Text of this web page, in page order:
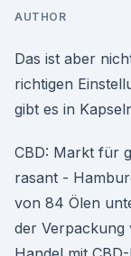
AUTHOR
Das ist aber
richtigen
gibt es in
CBD: Markt für
rasant -
von 84 Ölen
der Verpackung